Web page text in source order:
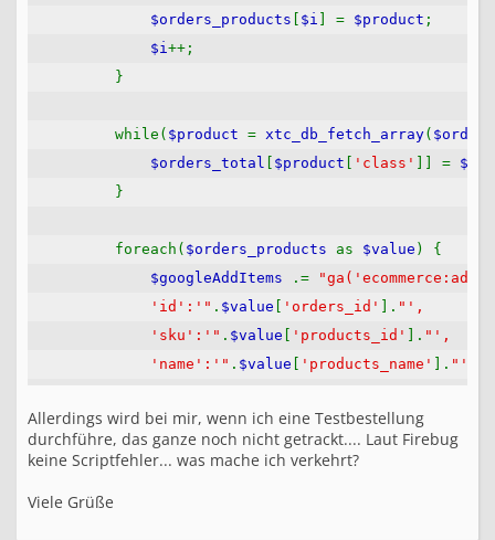
$orders_products
$i ] = $product ;
$i++;
}
while( $product = xtc_db_fetch_array(
$orders_total
$product 'class' ]] =
}
foreach( $orders_products as $value ) {
$googleAddItems
.=
'id':'" . $value 'orders_id' ]. "',
'sku':'" . $value 'products_id' ]. "',
'name':'" . $value 'products_name' ]. "',
'quantity':'". $value[
";
$google_analytics="
Allerdings wird bei mir, wenn ich eine Testbestellung
durchführe, das ganze noch nicht getrackt.... Laut Firebug
keine Scriptfehler... was mache ich verkehrt?
Viele Grüße